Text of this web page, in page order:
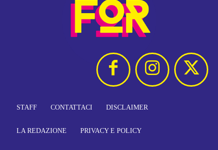
STAFF CONTATTACI DISCLAIMER
LA REDAZIONE PRIVACY E POLICY